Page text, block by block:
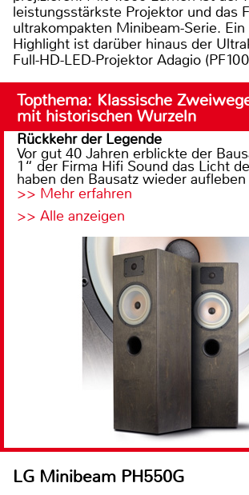
leistungsstärkste Projektor und das
ultrakompakten Minibeam-Serie.
Highlight ist darüber hinaus der
Full-HD-LED-Projektor Adagio
Topthema: Klassische
mit historischen Wurzeln
Rückkehr der Legende
Vor gut 40 Jahren erblickte der
1“ der Firma Hifi Sound das Licht
haben den Bausatz wieder
>> Mehr erfahren
>> Alle anzeigen
LG Minibeam PH550G